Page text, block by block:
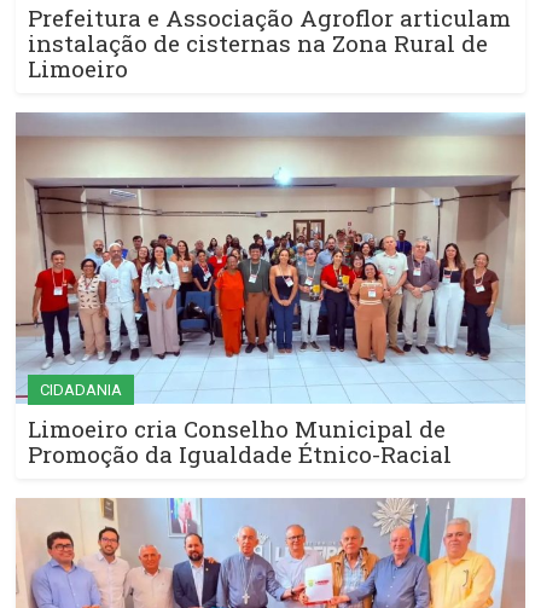
Prefeitura e Associação Agroflor articulam
instalação de cisternas na Zona Rural de
Limoeiro
CIDADANIA
Limoeiro cria Conselho Municipal de
Promoção da Igualdade Étnico-Racial